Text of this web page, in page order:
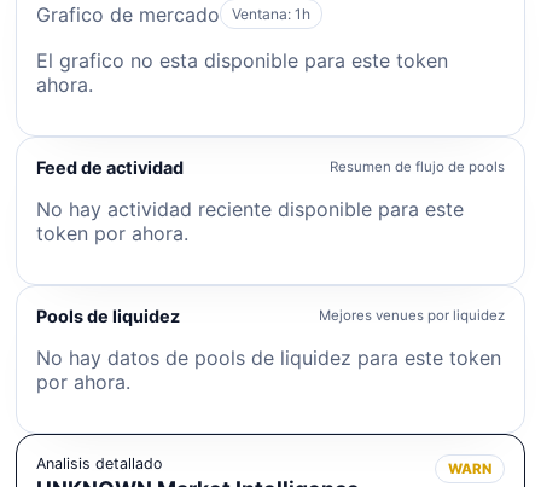
Grafico de mercado Ventana: 1h
El grafico no esta disponible para este token
ahora.
Feed de actividad Resumen de flujo de pools
No hay actividad reciente disponible para este
token por ahora.
Pools de liquidez Mejores venues por liquidez
No hay datos de pools de liquidez para este token
por ahora.
Analisis detallado WARN